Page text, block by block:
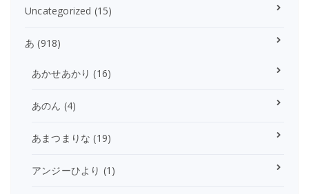
Uncategorized (15)
あ (918)
あかせあかり (16)
あのん (4)
あまつまりな (19)
アンジーひより (1)